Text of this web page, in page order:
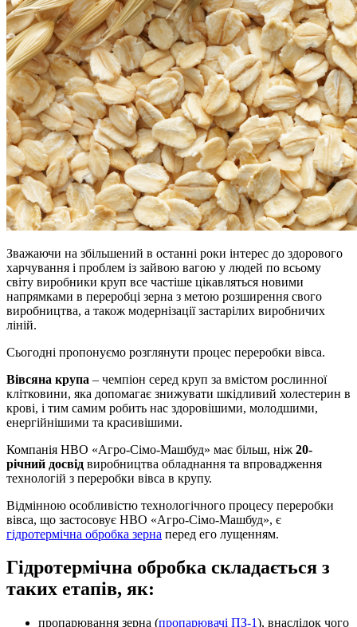
Зважаючи на збільшений в останні роки інтерес до здорового
харчування і проблем із зайвою вагою у людей по всьому
світу виробники круп все частіше цікавляться новими
напрямками в переробці зерна з метою розширення свого
виробництва, а також модернізації застарілих виробничих
ліній.
Сьогодні пропонуємо розглянути процес переробки вівса.
Вівсяна крупа – чемпіон серед круп за вмістом рослинної
клітковини, яка допомагає знижувати шкідливий холестерин в
крові, і тим самим робить нас здоровішими, молодшими,
енергійнішими та красивішими.
Компанія НВО «Агро-Сімо-Машбуд» має більш, ніж 20-
річний досвід виробництва обладнання та впровадження
технологій з переробки вівса в крупу.
Відмінною особливістю технологічного процесу переробки
вівса, що застосовує НВО «Агро-Сімо-Машбуд», є
гідротермічна обробка зерна перед его лущенням.
Гідротермічна обробка складається з
таких етапів, як:
пропарювання зерна (пропарювачі ПЗ-1), внаслідок чого